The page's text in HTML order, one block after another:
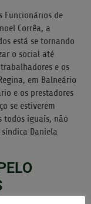
Funcionários de
Corrêa, a
está se tornando
o social até
e os
em Balneário
e os prestadores
se estiverem
todos iguais, não
Daniela